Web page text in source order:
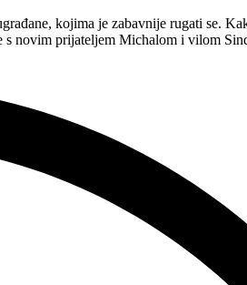
kojima je zabavnije rugati se.
s novim prijateljem Michalom i vilom